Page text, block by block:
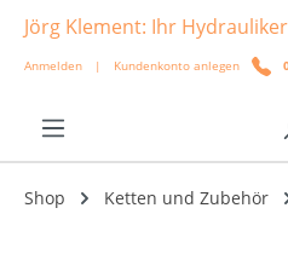
springen
Jörg Klement: Ihr
Anmelden | Kundenkonto anlegen
Shop Ketten und Zubehör